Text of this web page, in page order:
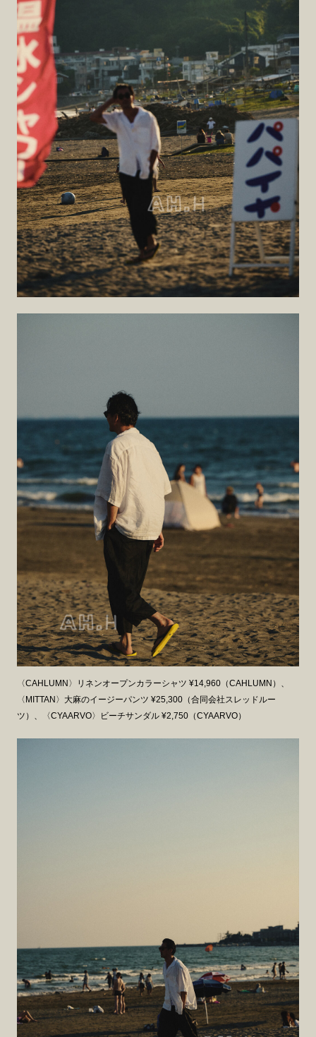
〈CAHLUMN〉リネンオープンカラーシャツ ¥14,960（CAHLUMN）、
〈MITTAN〉大麻のイージーパンツ ¥25,300（合同会社スレッドルー
ツ）、〈CYAARVO〉ビーチサンダル ¥2,750（CYAARVO）